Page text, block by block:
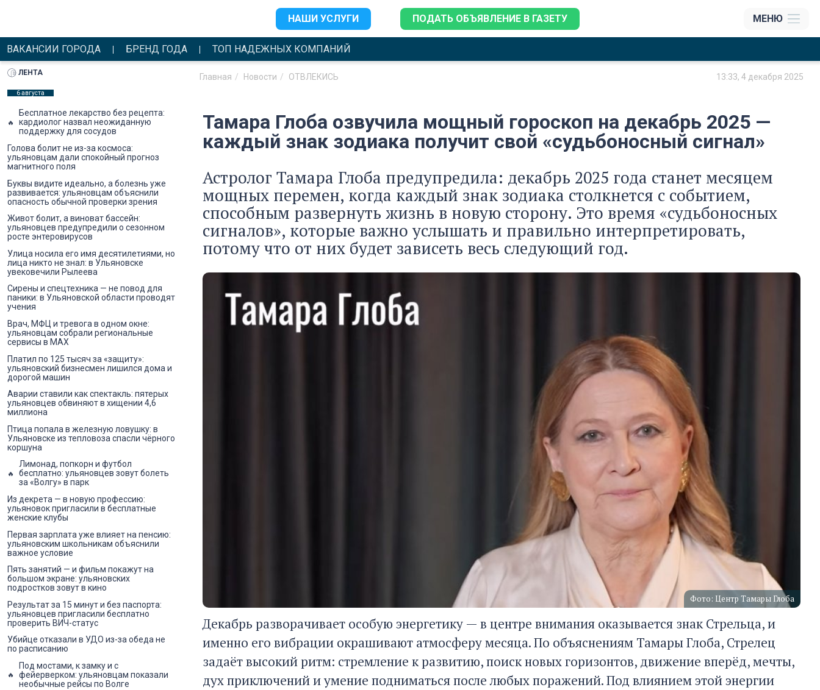
НАШИ УСЛУГИ ПОДАТЬ ОБЪЯВЛЕНИЕ В ГАЗЕТУ МЕНЮ
ВАКАНСИИ ГОРОДА БРЕНД ГОДА ТОП НАДЕЖНЫХ КОМПАНИЙ
Главная Новости ОТВЛЕКИСЬ 13:33, 4 декабря 2025
Тамара Глоба озвучила мощный гороскоп на декабрь 2025 —
каждый знак зодиака получит свой «судьбоносный сигнал»
Астролог Тамара Глоба предупредила: декабрь 2025 года станет месяцем
мощных перемен, когда каждый знак зодиака столкнется с событием,
способным развернуть жизнь в новую сторону. Это время «судьбоносных
сигналов», которые важно услышать и правильно интерпретировать,
потому что от них будет зависеть весь следующий год.
Фото: Центр Тамары Глоба
Декабрь разворачивает особую энергетику — в центре внимания оказывается знак Стрельца, и
именно его вибрации окрашивают атмосферу месяца. По объяснениям Тамары Глоба, Стрелец
задаёт высокий ритм: стремление к развитию, поиск новых горизонтов, движение вперёд, мечты,
дух приключений и умение подниматься после любых поражений. Под влиянием этой энергии
ЛЕНТА
6 августа
Бесплатное лекарство без рецепта:
кардиолог назвал неожиданную
поддержку для сосудов
Голова болит не из-за космоса:
ульяновцам дали спокойный прогноз
магнитного поля
Буквы видите идеально, а болезнь уже
развивается: ульяновцам объяснили
опасность обычной проверки зрения
Живот болит, а виноват бассейн:
ульяновцев предупредили о сезонном
росте энтеровирусов
Улица носила его имя десятилетиями, но
лица никто не знал: в Ульяновске
увековечили Рылеева
Сирены и спецтехника — не повод для
паники: в Ульяновской области проводят
учения
Врач, МФЦ и тревога в одном окне:
ульяновцам собрали региональные
сервисы в MAX
Платил по 125 тысяч за «защиту»:
ульяновский бизнесмен лишился дома и
дорогой машин
Аварии ставили как спектакль: пятерых
ульяновцев обвиняют в хищении 4,6
миллиона
Птица попала в железную ловушку: в
Ульяновске из тепловоза спасли чёрного
коршуна
Лимонад, попкорн и футбол
бесплатно: ульяновцев зовут болеть
за «Волгу» в парк
Из декрета — в новую профессию:
ульяновок пригласили в бесплатные
женские клубы
Первая зарплата уже влияет на пенсию:
ульяновским школьникам объяснили
важное условие
Пять занятий — и фильм покажут на
большом экране: ульяновских
подростков зовут в кино
Результат за 15 минут и без паспорта:
ульяновцев пригласили бесплатно
проверить ВИЧ-статус
Убийце отказали в УДО из-за обеда не
по расписанию
Под мостами, к замку и с
фейерверком: ульяновцам показали
необычные рейсы по Волге